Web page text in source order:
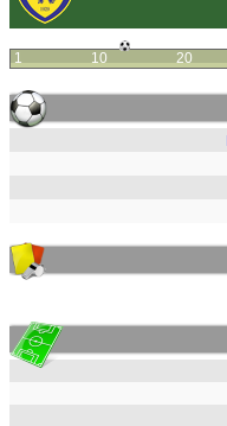
1 10 20